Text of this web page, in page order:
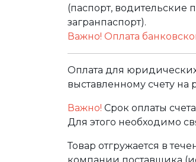
(паспорт, водительские
загранпаспорт).
Важно! Оплата
Оплата для
выставленному счету
Важно! Срок оплаты
Для этого необходимо
Товар отгружается в
компании поставщика